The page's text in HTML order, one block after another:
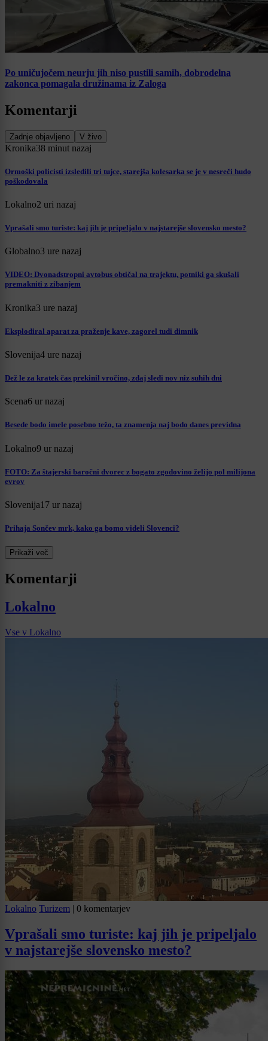
Po uničujočem neurju jih niso pustili samih, dobrodelna
zakonca pomagala družinama iz Zaloga
Komentarji
Zadnje objavljeno V živo
Kronika38 minut nazaj
Ormoški policisti izsledili tri tujce, starejša kolesarka se je v nesreči hudo
poškodovala
Lokalno2 uri nazaj
Vprašali smo turiste: kaj jih je pripeljalo v najstarejše slovensko mesto?
Globalno3 ure nazaj
VIDEO: Dvonadstropni avtobus obtičal na trajektu, potniki ga skušali
premakniti z zibanjem
Kronika3 ure nazaj
Eksplodiral aparat za praženje kave, zagorel tudi dimnik
Slovenija4 ure nazaj
Dež le za kratek čas prekinil vročino, zdaj sledi nov niz suhih dni
Scena6 ur nazaj
Besede bodo imele posebno težo, ta znamenja naj bodo danes previdna
Lokalno9 ur nazaj
FOTO: Za štajerski baročni dvorec z bogato zgodovino želijo pol milijona
evrov
Slovenija17 ur nazaj
Prihaja Sončev mrk, kako ga bomo videli Slovenci?
Prikaži več
Komentarji
Lokalno
Vse v Lokalno
Lokalno Turizem | 0 komentarjev
Vprašali smo turiste: kaj jih je pripeljalo
v najstarejše slovensko mesto?